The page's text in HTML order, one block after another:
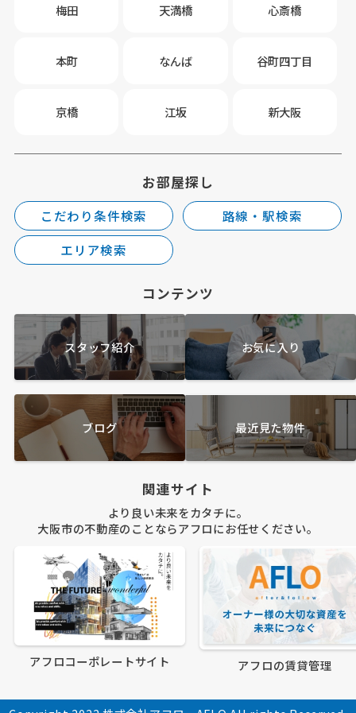
梅田 天満橋 心斎橋
本町 なんば 谷町四丁目
京橋 江坂 新大阪
お部屋探し
こだわり条件検索
路線・駅検索
エリア検索
コンテンツ
スタッフ紹介 お気に入り
ブログ 最近見た物件
関連サイト
より良い未来をカタチに。
大阪市の不動産のことならアフロにお任せください。
アフロコーポレートサイト アフロの賃貸管理